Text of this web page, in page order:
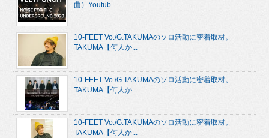
曲）Youtub...
10-FEET Vo./G.TAKUMAのソロ活動に密着取材。
TAKUMA【何人か...
10-FEET Vo./G.TAKUMAのソロ活動に密着取材。
TAKUMA【何人か...
10-FEET Vo./G.TAKUMAのソロ活動に密着取材。
TAKUMA【何人か...